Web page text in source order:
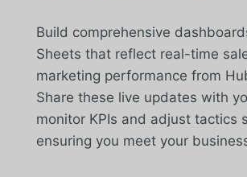
Build comprehensive
Sheets that reflect real-time
marketing performance from
Share these live updates with
monitor KPIs and adjust tactics
ensuring you meet your